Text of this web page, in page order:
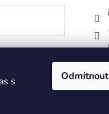
s
Odmítnout